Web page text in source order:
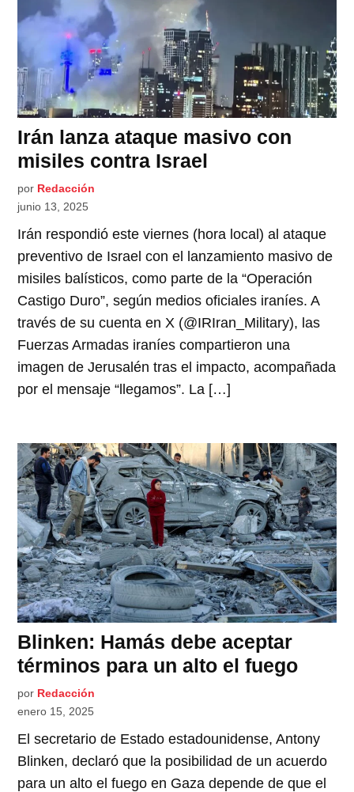
Irán lanza ataque masivo con
misiles contra Israel
por Redacción
junio 13, 2025
Irán respondió este viernes (hora local) al ataque
preventivo de Israel con el lanzamiento masivo de
misiles balísticos, como parte de la “Operación
Castigo Duro”, según medios oficiales iraníes. A
través de su cuenta en X (@IRIran_Military), las
Fuerzas Armadas iraníes compartieron una
imagen de Jerusalén tras el impacto, acompañada
por el mensaje “llegamos”. La […]
Blinken: Hamás debe aceptar
términos para un alto el fuego
por Redacción
enero 15, 2025
El secretario de Estado estadounidense, Antony
Blinken, declaró que la posibilidad de un acuerdo
para un alto el fuego en Gaza depende de que el